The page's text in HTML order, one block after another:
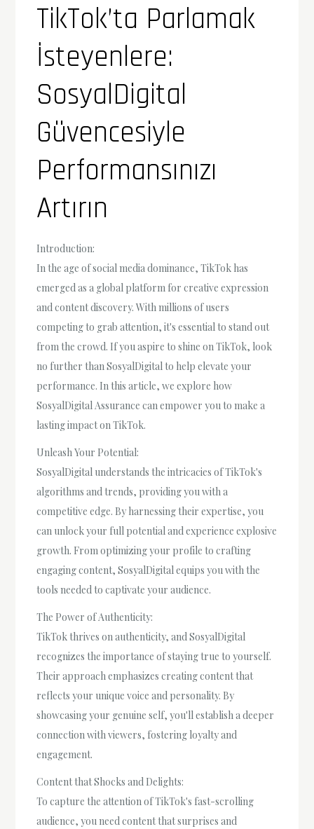
TikTok’ta Parlamak
İsteyenlere:
SosyalDigital
Güvencesiyle
Performansınızı
Artırın
Introduction:
In the age of social media dominance, TikTok has
emerged as a global platform for creative expression
and content discovery. With millions of users
competing to grab attention, it's essential to stand out
from the crowd. If you aspire to shine on TikTok, look
no further than SosyalDigital to help elevate your
performance. In this article, we explore how
SosyalDigital Assurance can empower you to make a
lasting impact on TikTok.
Unleash Your Potential:
SosyalDigital understands the intricacies of TikTok's
algorithms and trends, providing you with a
competitive edge. By harnessing their expertise, you
can unlock your full potential and experience explosive
growth. From optimizing your profile to crafting
engaging content, SosyalDigital equips you with the
tools needed to captivate your audience.
The Power of Authenticity:
TikTok thrives on authenticity, and SosyalDigital
recognizes the importance of staying true to yourself.
Their approach emphasizes creating content that
reflects your unique voice and personality. By
showcasing your genuine self, you'll establish a deeper
connection with viewers, fostering loyalty and
engagement.
Content that Shocks and Delights:
To capture the attention of TikTok's fast-scrolling
audience, you need content that surprises and